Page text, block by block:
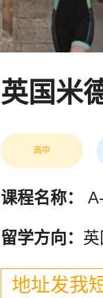
英国米
高中
课程名称：
留学方向： 英
地址发我